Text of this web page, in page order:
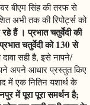
बीएम सिंह की तरफ से
अभी तक की रिपोर्ट्स को
हैं । प्रभात चतुर्वेदी की
चतुर्वेदी को 130 से
सही है, इसे नापने/
अपने आधार प्रस्तुत किए
में एक नितिन यशार्थ के
में पूरा पूरा समर्थन है;